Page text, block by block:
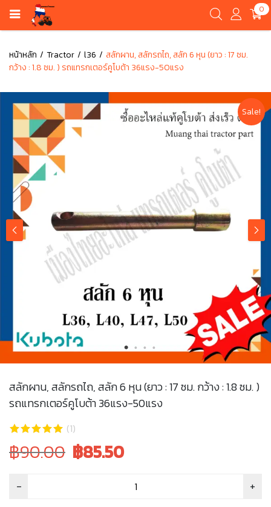
0
หน้าหลัก Tractor l36
สลักผาน, สลักรถไถ, สลัก 6 หุน (ยาว : 17 ซม.
กว้าง : 1.8 ซม. ) รถแทรกเตอร์คูโบต้า 36แรง-50แรง
Sale!
สลักผาน, สลักรถไถ, สลัก 6 หุน (ยาว : 17 ซม. กว้าง : 1.8 ซม. )
รถแทรกเตอร์คูโบต้า 36แรง-50แรง
(1)
Original
price
was:
฿90.00 Current
฿85.50